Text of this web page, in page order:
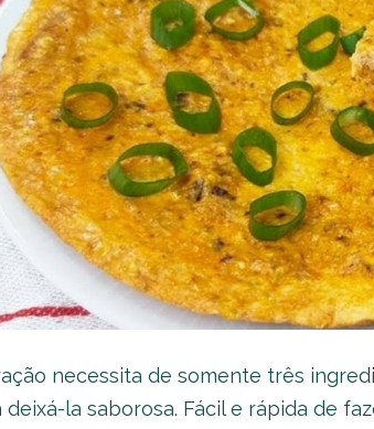
necessita de somente três
deixá-la saborosa. Fácil e rápida de